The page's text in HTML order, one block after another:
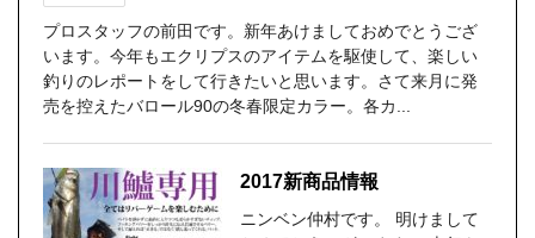
プロスタッフの前田です。新年あけましておめでとうござ
います。今年もエクリプスのアイテムを駆使して、楽しい
釣りのレポートをして行きたいと思います。さて来月に発
売を控えたバロール90の冬春限定カラー。各カ...
2017新商品情報
ニンベン仲村です。 明けまして